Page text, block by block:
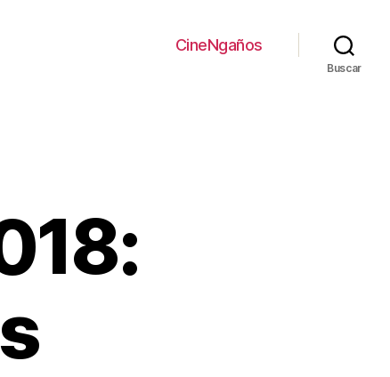
CineNgaños
Buscar